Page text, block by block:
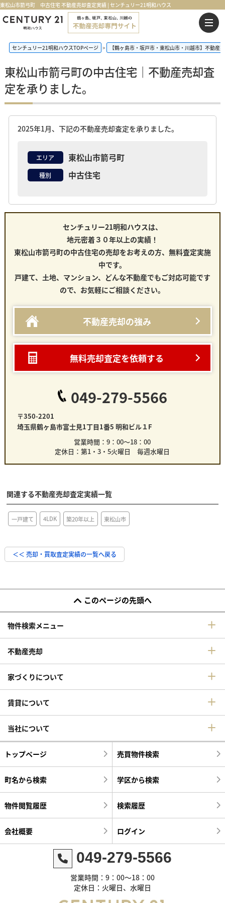
東松山市箭弓町 中古住宅 不動産売却査定実績 | センチュリー21明和ハウス
センチュリー21明和ハウスTOPページ 【鶴ヶ島市・坂戸市・東松山市・川越市】不動産
東松山市箭弓町の中古住宅｜不動産売却査
定を承りました。
2025年1月、下記の不動産売却査定を承りました。
エリア 東松山市箭弓町
種別 中古住宅
センチュリー21明和ハウスは、
地元密着３０年以上の実績！
東松山市箭弓町の中古住宅の売却をお考えの方、無料査定実施
中です。
戸建て、土地、マンション、どんな不動産でもご対応可能です
ので、お気軽にご相談ください。
不動産売却の強み
無料売却査定を依頼する
049-279-5566
〒350-2201
埼玉県鶴ヶ島市富士見1丁目1番5 明和ビル１F
営業時間：9：00～18：00
定休日：第1・3・5火曜日 毎週水曜日
関連する不動産売却査定実績一覧
一戸建て 4LDK 築20年以上 東松山市
＜＜ 売却・買取査定実績の一覧へ戻る
このページの先頭へ
物件検索メニュー
不動産売却
家づくりについて
賃貸について
当社について
トップページ 売買物件検索
町名から検索 学区から検索
物件閲覧履歴 検索履歴
会社概要 ログイン
049-279-5566
営業時間：9：00～18：00
定休日：火曜日、水曜日